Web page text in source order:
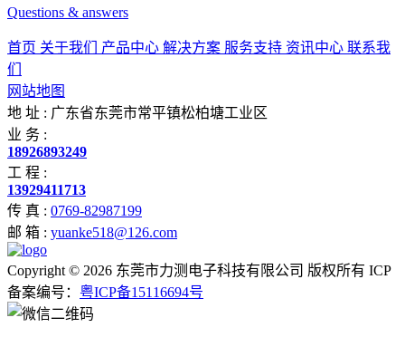
Questions & answers
首页 关于我们 产品中心 解决方案 服务支持 资讯中心 联系我
们
网站地图
地 址 : 广东省东莞市常平镇松柏塘工业区
业 务 :
18926893249
工 程 :
13929411713
传 真 : 0769-82987199
邮 箱 : yuanke518@126.com
Copyright © 2026 东莞市力测电子科技有限公司 版权所有 ICP
备案编号： 粤ICP备15116694号